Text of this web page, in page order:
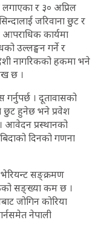
र ३० अप्रिल
जरिवाना छुट र
कार्यमा
उल्लङ्घन गर्ने र
नागरिकको हकमा भने
छ ।
। दूतावासको
छुट हुनेछ भने प्रवेश
आवेदन प्रस्थानको
दिनको गणना
सङ्क्रमण
सङ्ख्या कम छ ।
जोगिन कोरिया
नेपाली